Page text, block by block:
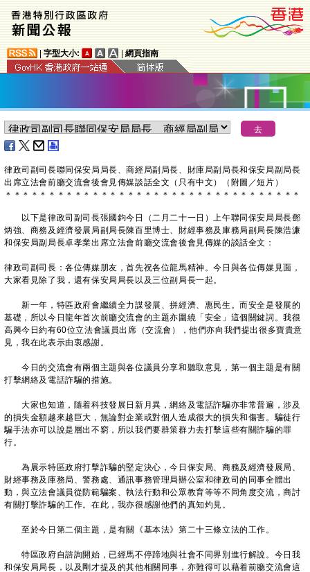
字型大小: 網頁指南
律政司副司長聯同保安局局長、商經局副局長、財庫局副局長和保安局副局長
出席立法會前廳交流會後會見傳媒談話全文（只有中文）（附圖／短片）
＊ ＊ ＊ ＊ ＊ ＊ ＊ ＊ ＊ ＊ ＊ ＊ ＊ ＊ ＊ ＊ ＊ ＊ ＊ ＊ ＊ ＊ ＊ ＊ ＊ ＊ ＊ ＊ ＊ ＊ ＊ ＊ ＊ ＊
以下是律政司副司長張國鈞今日（二月二十一日）上午聯同保安局局長鄧
炳強、商務及經濟發展局副局長陳百里博士、財經事務及庫務局副局長陳浩濂
和保安局副局長卓孝業出席立法會前廳交流會後會見傳媒的談話全文：
律政司副司長：各位傳媒朋友，首先祝各位龍馬精神。今日與各位傳媒見面，
大家看見除了我，還有保安局局長以及三位副局長一起。
新一年，特區政府會繼續全力謀發展、拼經濟、惠民生。而安全是發展的
基礎，所以今日龍年首次前廳交流會的主題亦圍繞「安全」這個關鍵詞。我很
高興今日約有60位立法會議員出席（交流會），他們亦向我們提出很多寶貴意
見，我在此表示由衷感謝。
今日的交流會有兩個主題與各位議員分享和聽取意見，第一個主題是有關
打擊網絡及電話詐騙的措施。
大家也知道，隨着科技發展日新月異，網絡及電話詐騙亦非常普遍，涉及
的損失金額越來越巨大，無論對企業或對個人造成很大的損失和傷害。騙徒行
騙手法亦可以說是層出不窮，所以我們要群策群力去打擊這些有關詐騙的罪
行。
為展示特區政府打擊詐騙的堅定決心，今日保安局、商務及經濟發展局、
財經事務及庫務局、警務處、通訊事務管理局辦公室和律政司的同事全體出
動，與立法會議員從防範騙案、執法行動和公眾教育等等不同角度交流，商討
有關打擊詐騙的工作。在此，我亦很感謝他們的真知灼見。
至於今日第二個主題，是有關《基本法》第二十三條立法的工作。
特區政府自諮詢開始，已經馬不停蹄地與社會不同界別進行解說。今日我
和保安局局長，以及剛才提及的其他相關同事，亦難得可以藉着前廳交流會這